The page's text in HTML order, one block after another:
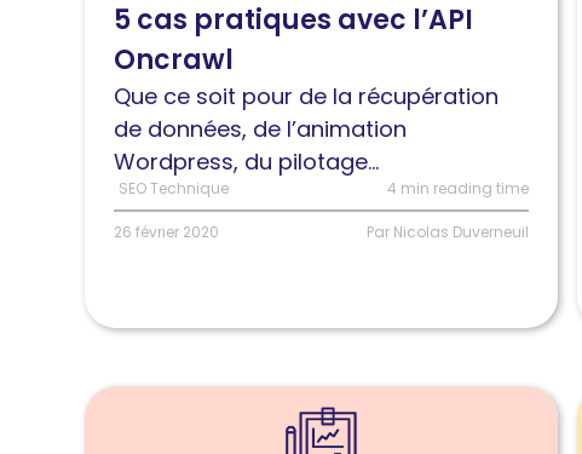
avec
l’API
Oncrawl
5 cas pratiques avec l’API
Oncrawl
Que ce soit pour de la récupération
de données, de l’animation
Wordpress, du pilotage...
SEO Technique 4 min reading time
26 février 2020 Par Nicolas Duverneuil
Lire